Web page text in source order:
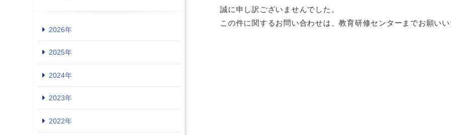
誠に申し訳ございませんでした。
この件に関するお問い合わせは、教育研修センターまでお願い
2026年
2025年
2024年
2023年
2022年